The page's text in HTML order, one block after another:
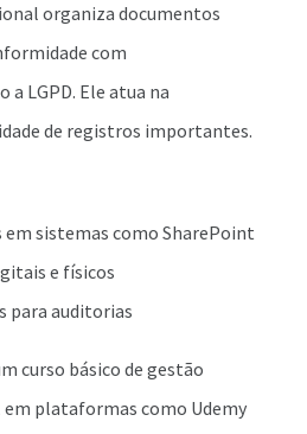
organiza documentos
com
LGPD. Ele atua na
de registros importantes.
sistemas como SharePoint
e físicos
para auditorias
curso básico de gestão
plataformas como Udemy